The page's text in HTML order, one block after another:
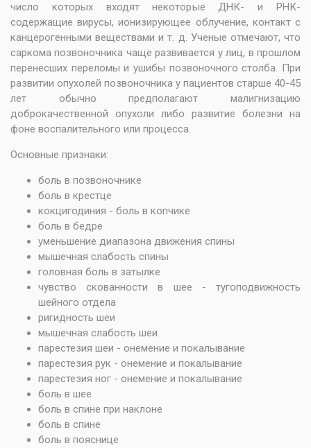
число которых входят некоторые ДНК- и РНК-
содержащие вирусы, ионизирующее облучение, контакт с
канцерогенными веществами и т. д. Ученые отмечают, что
саркома позвоночника чаще развивается у лиц, в прошлом
перенесших переломы и ушибы позвоночного столба. При
развитии опухолей позвоночника у пациентов старше 40-45
лет обычно предполагают малигнизацию
доброкачественной опухоли либо развитие болезни на
фоне воспалительного или процесса.
Основные признаки:
боль в позвоночнике
боль в крестце
кокцигодиния - боль в копчике
боль в бедре
уменьшение диапазона движения спины
мышечная слабость спины
головная боль в затылке
чувство скованности в шее - тугоподвижность
шейного отдела
ригидность шеи
мышечная слабость шеи
парестезия шеи - онемение и покалывание
парестезия рук - онемение и покалывание
парестезия ног - онемение и покалывание
боль в шее
боль в спине при наклоне
боль в спине
боль в пояснице